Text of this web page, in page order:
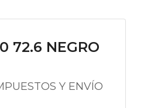
72.6 NEGRO
Y ENVÍO